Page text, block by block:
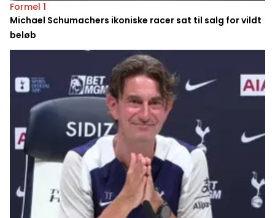
Formel 1
Michael Schumachers ikoniske racer sat til salg for vildt
beløb